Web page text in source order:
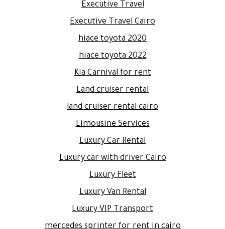
Executive Travel
Executive Travel Cairo
hiace toyota 2020
hiace toyota 2022
Kia Carnival for rent
Land cruiser rental
land cruiser rental cairo
Limousine Services
Luxury Car Rental
Luxury car with driver Cairo
Luxury Fleet
Luxury Van Rental
Luxury VIP Transport
mercedes sprinter for rent in cairo